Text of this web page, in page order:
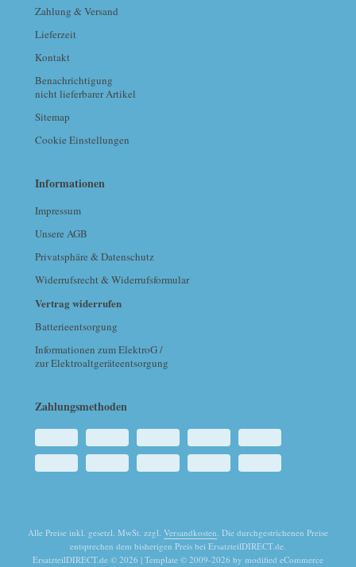
Zahlung & Versand
Lieferzeit
Kontakt
Benachrichtigung
nicht lieferbarer Artikel
Sitemap
Cookie Einstellungen
Informationen
Impressum
Unsere AGB
Privatsphäre & Datenschutz
Widerrufsrecht & Widerrufsformular
Vertrag widerrufen
Batterieentsorgung
Informationen zum ElektroG /
zur Elektroaltgeräteentsorgung
Zahlungsmethoden
Alle Preise inkl. gesetzl. MwSt. zzgl. Versandkosten . Die durchgestrichenen Preise
entsprechen dem bisherigen Preis bei ErsatzteilDIRECT.de.
ErsatzteilDIRECT.de © 2026 | Template © 2009-2026 by modified eCommerce